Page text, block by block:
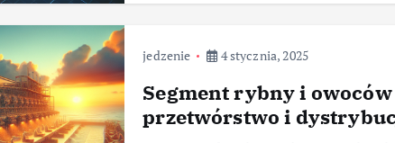
jedzenie 4 stycznia, 2025
Segment rybny i
przetwórstwo i